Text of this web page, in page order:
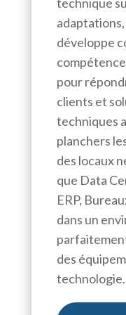
technique
développe
pour
clients et
techniques
planchers
des locaux
que Data
ERP,
dans un
des
technologie.